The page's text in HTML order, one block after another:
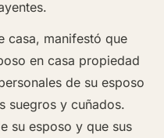
casa, manifestó que
en casa propiedad
de su esposo
suegros y cuñados.
su esposo y que sus